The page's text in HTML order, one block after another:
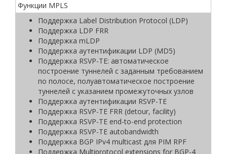
Функции MPLS
Поддержка Label Distribution Protocol (LDP)
Поддержка LDP FRR
Поддержка mLDP
Поддержка аутентификации LDP (MD5)
Поддержка RSVP-TE: автоматическое
построение туннелей с заданным требованием
по полосе, полуавтоматическое построение
туннелей с указанием промежуточных узлов
Поддержка аутентификации RSVP-TE
Поддержка RSVP-TE FRR (detour, facility)
Поддержка RSVP-TE end-to-end protection
Поддержка RSVP-TE autobandwidth
Поддержка BGP IPv4 multicast для PIM RPF
Поддержка Multiprotocol extensions for BGP-4